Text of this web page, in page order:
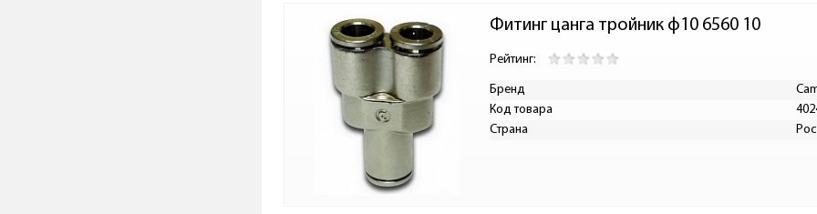
Фитинг цанга тройник ф10 6560 10
Рейтинг:
Бренд
Код товара
Страна